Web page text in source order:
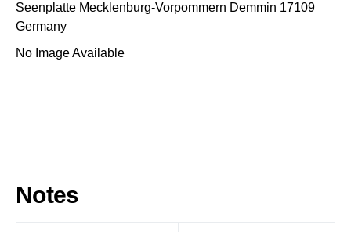
Seenplatte Mecklenburg-Vorpommern Demmin 17109
Germany
No Image Available
Notes